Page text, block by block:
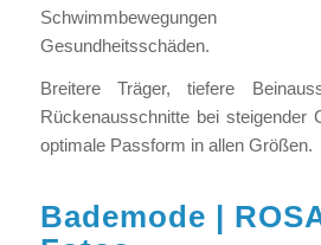
Gesundheitsschäden.
Breitere Träger, tiefere
Rückenausschnitte bei steigender
optimale Passform in allen Größen.
Bademode |